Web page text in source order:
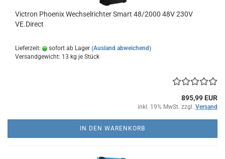
Victron Phoenix Wechselrichter Smart 48/2000 48V 230V
VE.Direct
Lieferzeit: sofort ab Lager (Ausland abweichend)
Versandgewicht: 13 kg je Stück
895,99 EUR
inkl. 19% MwSt. zzgl. Versand
IN DEN WARENKORB